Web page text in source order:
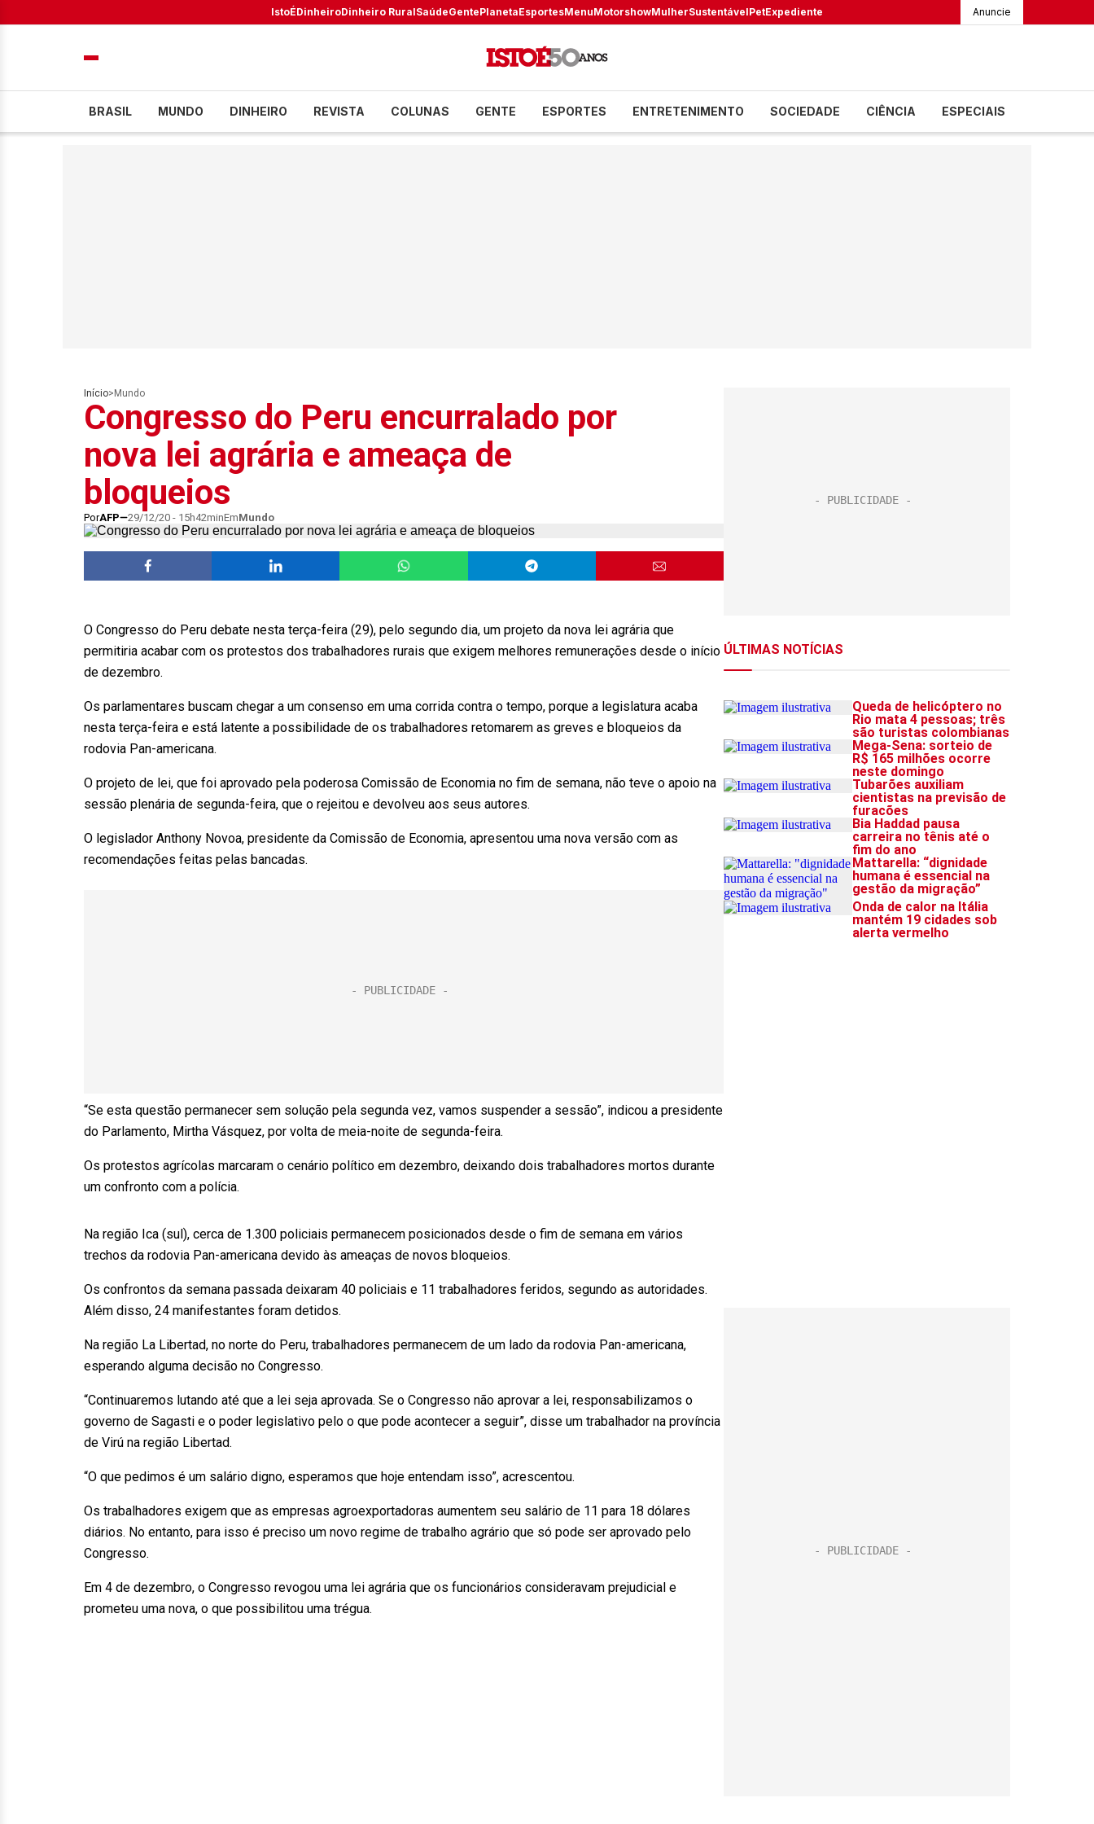
IstoÉDinheiroDinheiro RuralSaúdeGentePlanetaEsportesMenuMotorshowMulherSustentávelPetExpediente Anuncie
BRASIL MUNDO DINHEIRO REVISTA COLUNAS GENTE ESPORTES ENTRETENIMENTO SOCIEDADE CIÊNCIA ESPECIAIS
Início> Mundo
Congresso do Peru encurralado por
nova lei agrária e ameaça de
bloqueios
PorAFP 29/12/20 - 15h42minEmMundo
O Congresso do Peru debate nesta terça-feira (29), pelo segundo dia, um projeto da nova lei agrária que
permitiria acabar com os protestos dos trabalhadores rurais que exigem melhores remunerações desde o início
de dezembro.
Os parlamentares buscam chegar a um consenso em uma corrida contra o tempo, porque a legislatura acaba
nesta terça-feira e está latente a possibilidade de os trabalhadores retomarem as greves e bloqueios da
rodovia Pan-americana.
O projeto de lei, que foi aprovado pela poderosa Comissão de Economia no fim de semana, não teve o apoio na
sessão plenária de segunda-feira, que o rejeitou e devolveu aos seus autores.
O legislador Anthony Novoa, presidente da Comissão de Economia, apresentou uma nova versão com as
recomendações feitas pelas bancadas.
“Se esta questão permanecer sem solução pela segunda vez, vamos suspender a sessão”, indicou a presidente
do Parlamento, Mirtha Vásquez, por volta de meia-noite de segunda-feira.
Os protestos agrícolas marcaram o cenário político em dezembro, deixando dois trabalhadores mortos durante
um confronto com a polícia.
Na região Ica (sul), cerca de 1.300 policiais permanecem posicionados desde o fim de semana em vários
trechos da rodovia Pan-americana devido às ameaças de novos bloqueios.
Os confrontos da semana passada deixaram 40 policiais e 11 trabalhadores feridos, segundo as autoridades.
Além disso, 24 manifestantes foram detidos.
Na região La Libertad, no norte do Peru, trabalhadores permanecem de um lado da rodovia Pan-americana,
esperando alguma decisão no Congresso.
“Continuaremos lutando até que a lei seja aprovada. Se o Congresso não aprovar a lei, responsabilizamos o
governo de Sagasti e o poder legislativo pelo o que pode acontecer a seguir”, disse um trabalhador na província
de Virú na região Libertad.
“O que pedimos é um salário digno, esperamos que hoje entendam isso”, acrescentou.
Os trabalhadores exigem que as empresas agroexportadoras aumentem seu salário de 11 para 18 dólares
diários. No entanto, para isso é preciso um novo regime de trabalho agrário que só pode ser aprovado pelo
Congresso.
Em 4 de dezembro, o Congresso revogou uma lei agrária que os funcionários consideravam prejudicial e
prometeu uma nova, o que possibilitou uma trégua.